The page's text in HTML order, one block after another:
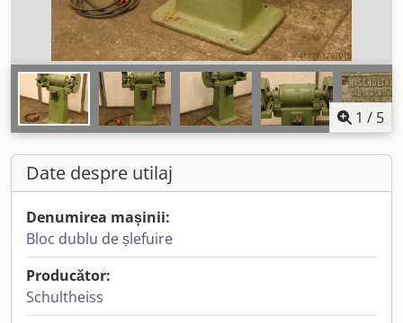
1 / 5
Date despre utilaj
Denumirea mașinii:
Bloc dublu de șlefuire
Producător:
Schultheiss